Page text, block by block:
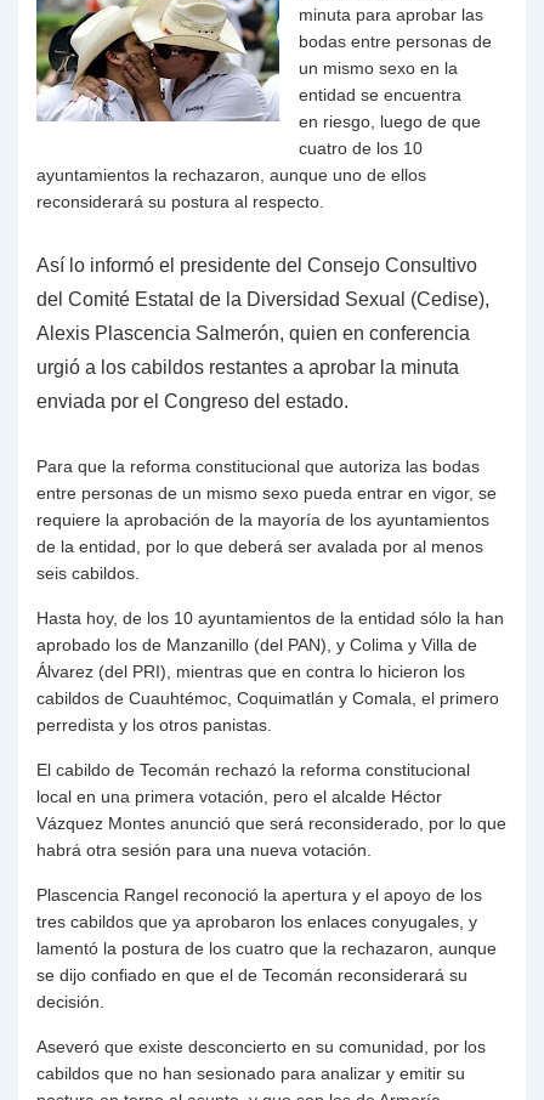
minuta para aprobar las
bodas entre personas de
un mismo sexo en la
entidad se encuentra
en riesgo, luego de que
cuatro de los 10
ayuntamientos la rechazaron, aunque uno de ellos
reconsiderará su postura al respecto.
Así lo informó el presidente del Consejo Consultivo
del Comité Estatal de la Diversidad Sexual (Cedise),
Alexis Plascencia Salmerón, quien en conferencia
urgió a los cabildos restantes a aprobar la minuta
enviada por el Congreso del estado.
Para que la reforma constitucional que autoriza las bodas
entre personas de un mismo sexo pueda entrar en vigor, se
requiere la aprobación de la mayoría de los ayuntamientos
de la entidad, por lo que deberá ser avalada por al menos
seis cabildos.
Hasta hoy, de los 10 ayuntamientos de la entidad sólo la han
aprobado los de Manzanillo (del PAN), y Colima y Villa de
Álvarez (del PRI), mientras que en contra lo hicieron los
cabildos de Cuauhtémoc, Coquimatlán y Comala, el primero
perredista y los otros panistas.
El cabildo de Tecomán rechazó la reforma constitucional
local en una primera votación, pero el alcalde Héctor
Vázquez Montes anunció que será reconsiderado, por lo que
habrá otra sesión para una nueva votación.
Plascencia Rangel reconoció la apertura y el apoyo de los
tres cabildos que ya aprobaron los enlaces conyugales, y
lamentó la postura de los cuatro que la rechazaron, aunque
se dijo confiado en que el de Tecomán reconsiderará su
decisión.
Aseveró que existe desconcierto en su comunidad, por los
cabildos que no han sesionado para analizar y emitir su